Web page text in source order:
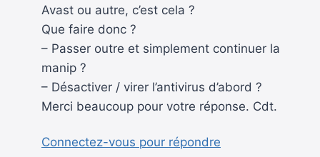
Avast ou autre, c’est cela ?
Que faire donc ?
– Passer outre et simplement continuer la
manip ?
– Désactiver / virer l’antivirus d’abord ?
Merci beaucoup pour votre réponse. Cdt.
Connectez-vous pour répondre